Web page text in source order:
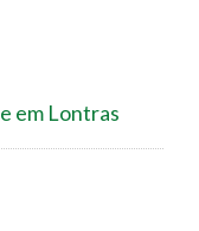
em Lontras